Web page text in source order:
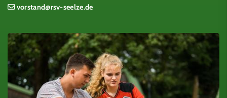
vorstand@rsv-seelze.de